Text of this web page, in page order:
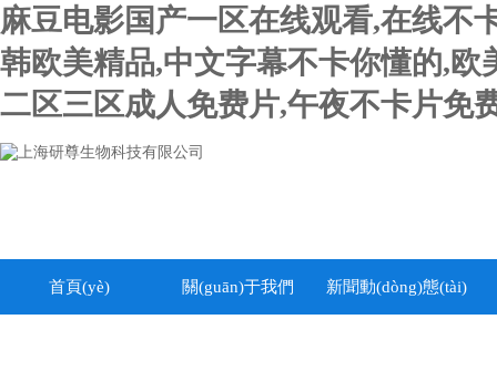
麻豆电影国产一区在线观看,在线不
韩欧美精品,中文字幕不卡你懂的,
二区三区成人免费片,午夜不卡片免
首頁(yè) 關(guān)于我們 新聞動(dòng)態(tài)